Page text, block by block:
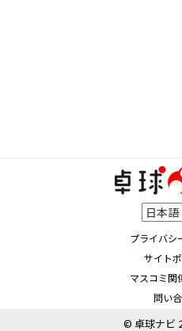
プライバシ
サイト
マスコミ関
問い
© 卓球ナビ